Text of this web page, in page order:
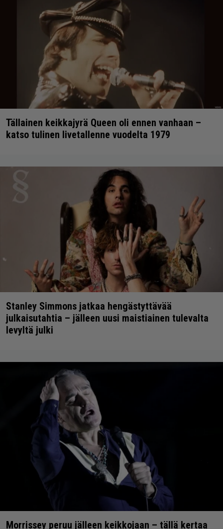
Tällainen keikkajyrä Queen oli ennen vanhaan –
katso tulinen livetallenne vuodelta 1979
Stanley Simmons jatkaa hengästyttävää
julkaisutahtia – jälleen uusi maistiainen tulevalta
levyltä julki
Morrissey peruu jälleen keikkojaan – tällä kertaa